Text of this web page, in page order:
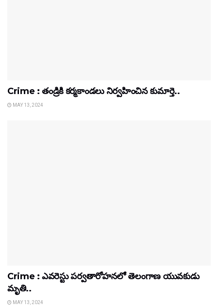
Crime : తండ్రికి కర్మకాండలు నిర్వహించిన కుమార్తె..
MAY 13, 2024
Crime : ఎవరెస్టు పర్వతారోహనలో తెలంగాణ యువకుడు
మృతి..
MAY 13, 2024